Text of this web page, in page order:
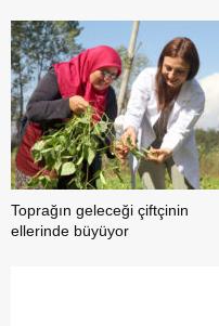
Toprağın geleceği çiftçinin
ellerinde büyüyor